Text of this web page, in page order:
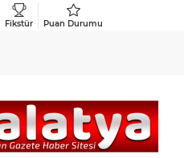
Fikstür Puan Durumu